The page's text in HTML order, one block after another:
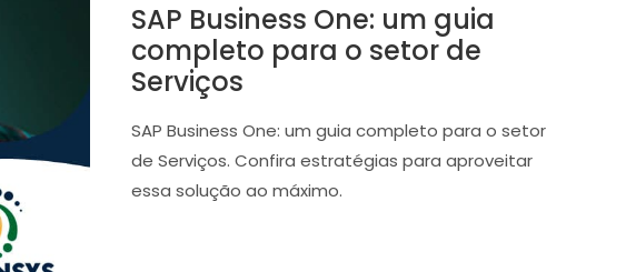
SAP Business One: um guia
completo para o setor de
Serviços
SAP Business One: um guia completo para o setor
de Serviços. Confira estratégias para aproveitar
essa solução ao máximo.